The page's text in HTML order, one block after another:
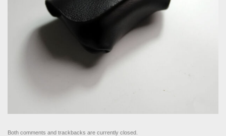
Both comments and trackbacks are currently closed.